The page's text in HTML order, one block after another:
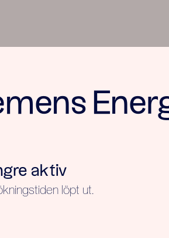
aktiv
löpt ut.